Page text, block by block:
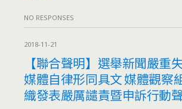
NO RESPONSES
2018-11-21
【聯合聲明】選舉新聞嚴重
媒體自律形同具文 媒體觀察
織發表嚴厲譴責暨申訴行動